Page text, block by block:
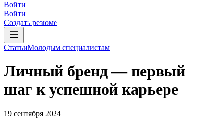
Войти
Войти
Создать резюме
СтатьиМолодым специалистам
Личный бренд — первый
шаг к успешной карьере
19 сентября 2024